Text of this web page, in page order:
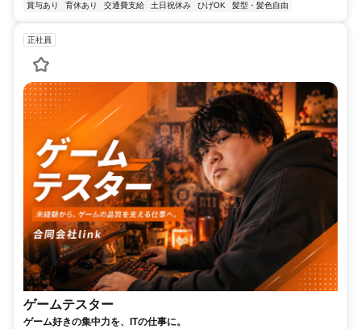
賞与あり
育休あり 交通費支給 土日祝休み ひげOK 髪型・髪色自由
正社員
ゲームテスター
ゲーム好きの集中力を、ITの仕事に。